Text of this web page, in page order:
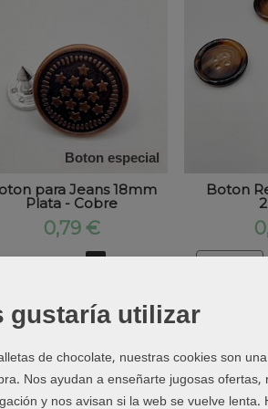
Boton especial
para Jeans 18mm
Plata - Cobre
0,79 €
Boton
pequeños detalles de mercería
sencillas, pero tienen mucho más
una camisa, un vestido infantil o una
gustaría utilizar
de chocolate, nuestras cookies son
Nos ayudan a enseñarte jugosas ofertas,
y nos avisan si la web se vuelve lenta.